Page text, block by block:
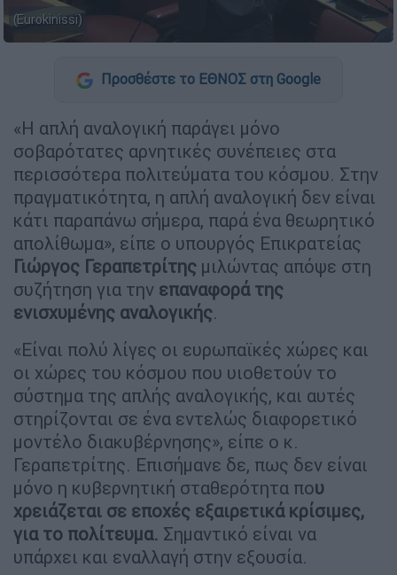
(Eurokinissi)
Προσθέστε το ΕΘΝΟΣ στη Google
«Η απλή αναλογική παράγει μόνο
σοβαρότατες αρνητικές συνέπειες στα
περισσότερα πολιτεύματα του κόσμου. Στην
πραγματικότητα, η απλή αναλογική δεν είναι
κάτι παραπάνω σήμερα, παρά ένα θεωρητικό
απολίθωμα», είπε ο υπουργός Επικρατείας
Γιώργος Γεραπετρίτης μιλώντας απόψε στη
συζήτηση για την επαναφορά της
ενισχυμένης αναλογικής.
«Είναι πολύ λίγες οι ευρωπαϊκές χώρες και
οι χώρες του κόσμου που υιοθετούν το
σύστημα της απλής αναλογικής, και αυτές
στηρίζονται σε ένα εντελώς διαφορετικό
μοντέλο διακυβέρνησης», είπε ο κ.
Γεραπετρίτης. Επισήμανε δε, πως δεν είναι
μόνο η κυβερνητική σταθερότητα που
χρειάζεται σε εποχές εξαιρετικά κρίσιμες,
για το πολίτευμα. Σημαντικό είναι να
υπάρχει και εναλλαγή στην εξουσία.